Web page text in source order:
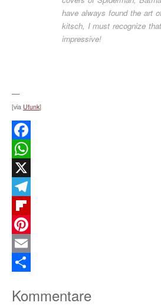
have always found the art
kitsch, I must recognize
impressive!
—
[via Ufunk]
Facebook
WhatsApp
X
Telegram
Flipboard
Pinterest
Email
Kommentare